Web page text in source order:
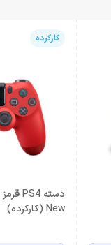
کارکرده
New (کارکرده)